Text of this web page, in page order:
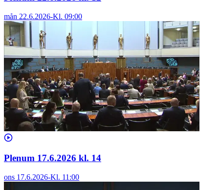
mån 22.6.2026-Kl. 09:00
Plenum 17.6.2026 kl. 14
ons 17.6.2026-Kl. 11:00